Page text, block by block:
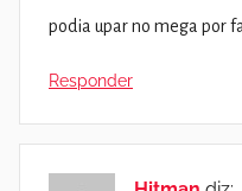
podia upar no mega por
Responder